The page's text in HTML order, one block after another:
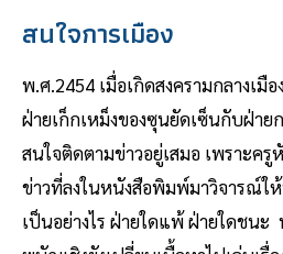
สนใจการเมือง
พ.ศ.2454 เมื่อเกิดสงครามกลางเมื
ฝ่ายเก็กเหม็งของซุนยัดเซ็นกับฝ่า
สนใจติดตามข่าวอยู่เสมอ เพราะค
ข่าวที่ลงในหนังสือพิมพ์มาวิจารณ์ใ
เป็นอย่างไร ฝ่ายใดแพ้ ฝ่ายใดชน